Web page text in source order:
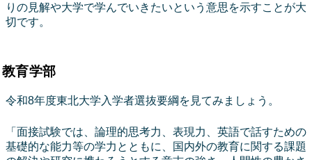
りの見解や大学で学んでいきたいという意思を示すことが大
切です。
教育学部
令和8年度東北大学入学者選抜要綱を見てみましょう。
「面接試験では、論理的思考力、表現力、英語で話すための
基礎的な能力等の学力とともに、国内外の教育に関する課題